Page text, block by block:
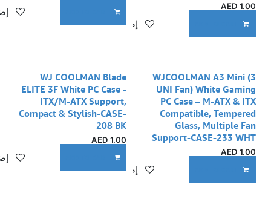
1.00
إضافة إلى قائمة الأمنيات
WJCOOLMAN A3 Mini (3
UNI Fan) White Gaming
PC Case – M-ATX & ITX
Compatible, Tempered
Glass, Multiple Fan
Support-CASE-233 WHT
1.00
إضافة إلى قائمة الأمنيات
WJ COOLMAN Blade
ELITE 3F White PC Case -
ITX/M-ATX Support,
Compact & Stylish-CASE-
208 BK
1.00
AED